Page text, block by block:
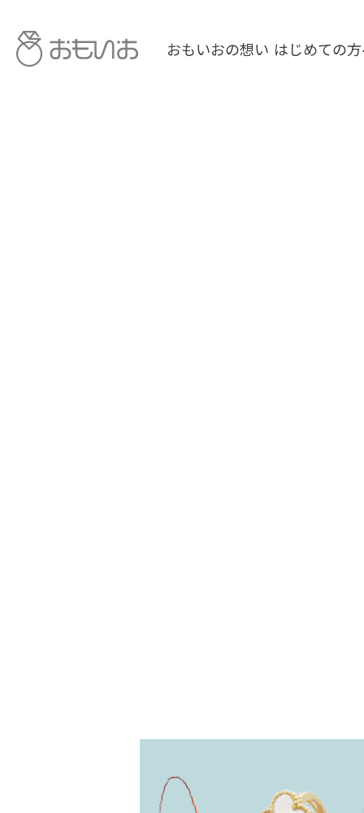
おもいおの想い はじめての